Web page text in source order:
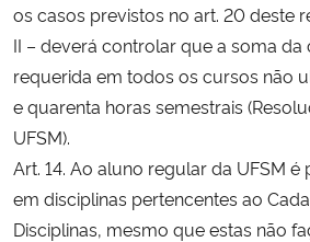
os casos previstos no art. 20 deste
II – deverá controlar que a soma da
requerida em todos os cursos não
e quarenta horas semestrais
UFSM).
Art. 14. Ao aluno regular da UFSM
em disciplinas pertencentes ao
Disciplinas, mesmo que estas não